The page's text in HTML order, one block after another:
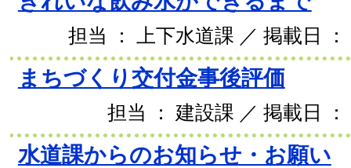
担当 ： 上下水道課 ／ 掲載日 ：
まちづくり交付金事後評価
担当 ： 建設課 ／ 掲載日
水道課からのお知らせ・お願い